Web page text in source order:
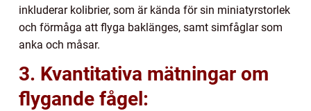
inkluderar kolibrier, som är kända för sin miniatyrstorlek
och förmåga att flyga baklänges, samt simfåglar som
anka och måsar.
3. Kvantitativa mätningar om
flygande fågel: